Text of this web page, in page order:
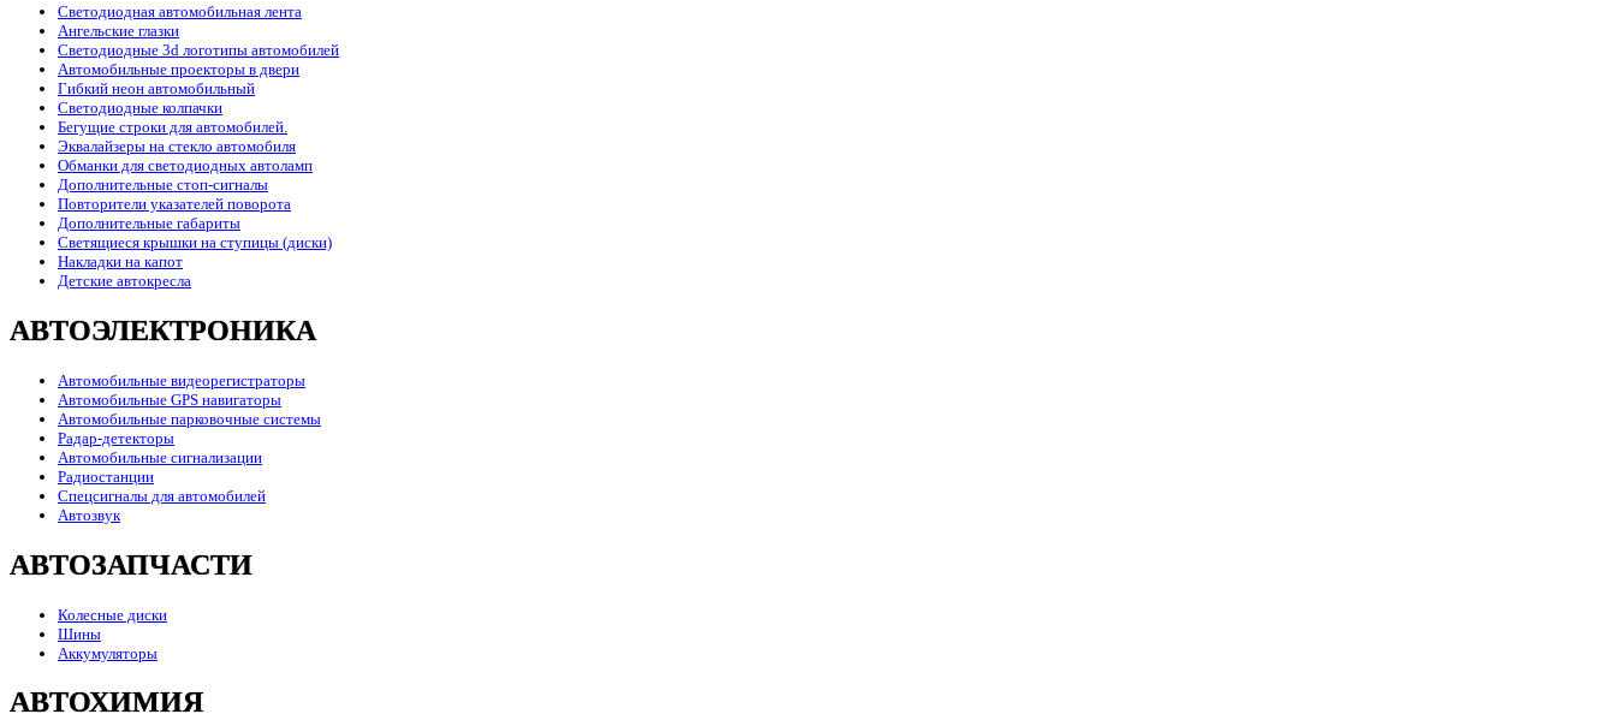
Светодиодная автомобильная лента
Ангельские глазки
Светодиодные 3d логотипы автомобилей
Автомобильные проекторы в двери
Гибкий неон автомобильный
Светодиодные колпачки
Бегущие строки для автомобилей.
Эквалайзеры на стекло автомобиля
Обманки для светодиодных автоламп
Дополнительные стоп-сигналы
Повторители указателей поворота
Дополнительные габариты
Светящиеся крышки на ступицы (диски)
Накладки на капот
Детские автокресла
АВТОЭЛЕКТРОНИКА
Автомобильные видеорегистраторы
Автомобильные GPS навигаторы
Автомобильные парковочные системы
Радар-детекторы
Автомобильные сигнализации
Радиостанции
Спецсигналы для автомобилей
Автозвук
АВТОЗАПЧАСТИ
Колесные диски
Шины
Аккумуляторы
АВТОХИМИЯ